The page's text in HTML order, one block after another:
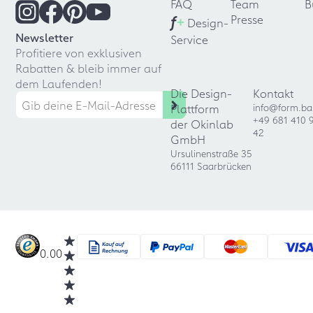
Newsletter
Profitiere von exklusiven
Rabatten & bleib immer auf
dem Laufenden!
FAQ
f+ Design-
Service
Team
Presse
Die Design-
Plattform
der Okinlab
GmbH
Ursulinenstraße 35
66111 Saarbrücken
Kontakt
+49 681 410
42
0.00